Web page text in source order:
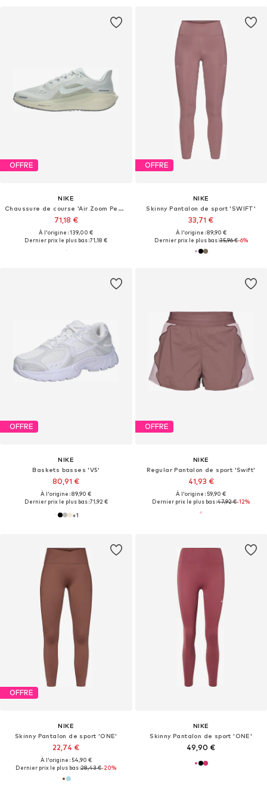
OFFRE
NIKE
Chaussure de course 'Air Zoom Pegasus 41'
71,18 €
À l'origine : 139,00 €
Dernier prix le plus bas :71,18 €
OFFRE
NIKE
Skinny Pantalon de sport 'SWIFT'
33,71 €
À l'origine : 89,90 €
Dernier prix le plus bas :35,96 €-6%
OFFRE
NIKE
Baskets basses 'V5'
80,91 €
À l'origine : 89,90 €
Dernier prix le plus bas :71,92 €
+1
OFFRE
NIKE
Regular Pantalon de sport 'Swift'
41,93 €
À l'origine : 59,90 €
Dernier prix le plus bas :47,92 €-12%
OFFRE
NIKE
Skinny Pantalon de sport 'ONE'
22,74 €
À l'origine : 54,90 €
Dernier prix le plus bas :28,43 €-20%
NIKE
Skinny Pantalon de sport 'ONE'
49,90 €